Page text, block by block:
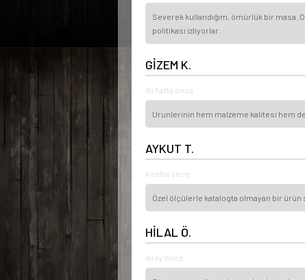
Severek kullandığım, ömürlük bir masa.
politikası izliyorlar.
GİZEM K.
iki hafta önce
Urunlerinin hem malzeme kalitesi hem
AYKUT T.
4 hafta önce
Özel ölçülerle katalogta olmayan bir
HİLAL Ö.
iki ay önce